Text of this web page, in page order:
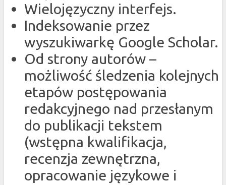
Wielojęzyczny interfejs.
Indeksowanie przez
wyszukiwarkę Google Scholar.
Od strony autorów –
możliwość śledzenia kolejnych
etapów postępowania
redakcyjnego nad przesłanym
do publikacji tekstem
(wstępna kwalifikacja,
recenzja zewnętrzna,
opracowanie językowe i